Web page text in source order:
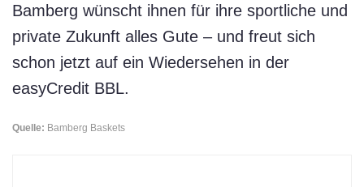
Bamberg wünscht ihnen für ihre sportliche und
private Zukunft alles Gute – und freut sich
schon jetzt auf ein Wiedersehen in der
easyCredit BBL.
Quelle: Bamberg Baskets